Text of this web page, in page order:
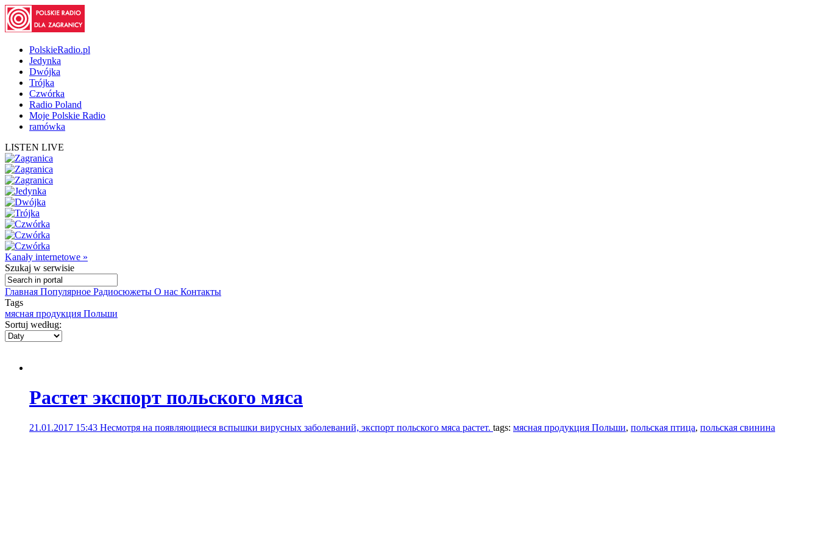
PolskieRadio.pl
Jedynka
Dwójka
Trójka
Czwórka
Radio Poland
Moje Polskie Radio
ramówka
LISTEN LIVE
Kanały internetowe »
Szukaj w serwisie
Главная Популярное Радиосюжеты О нас Контакты
Tags
мясная продукция Польши
Sortuj według:
Растет экспорт польского мяса
21.01.2017 15:43 Несмотря на появляющиеся вспышки вирусных заболеваний, экспорт польского мяса растет. tags: мясная продукция Польши, польская птица, польская свинина